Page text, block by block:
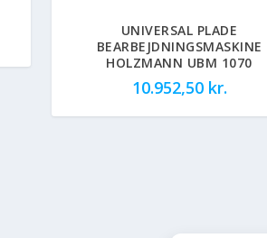
UNIVERSAL PLADE
BEARBEJDNINGSMASKINE
HOLZMANN UBM 1070
10.952,50 kr.